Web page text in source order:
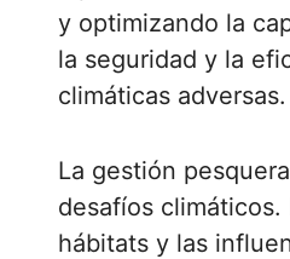
y optimizando la
la seguridad y la
climáticas adversas.
La gestión
desafíos
hábitats y las